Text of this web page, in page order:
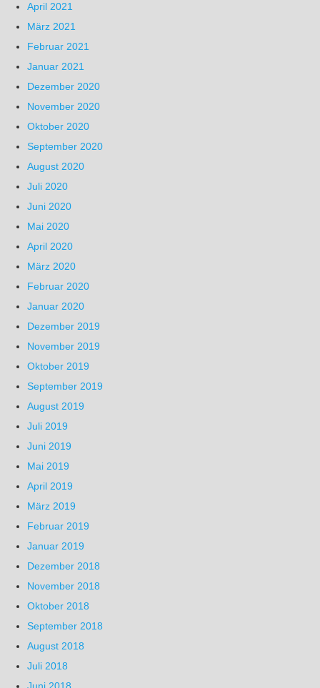
April 2021
März 2021
Februar 2021
Januar 2021
Dezember 2020
November 2020
Oktober 2020
September 2020
August 2020
Juli 2020
Juni 2020
Mai 2020
April 2020
März 2020
Februar 2020
Januar 2020
Dezember 2019
November 2019
Oktober 2019
September 2019
August 2019
Juli 2019
Juni 2019
Mai 2019
April 2019
März 2019
Februar 2019
Januar 2019
Dezember 2018
November 2018
Oktober 2018
September 2018
August 2018
Juli 2018